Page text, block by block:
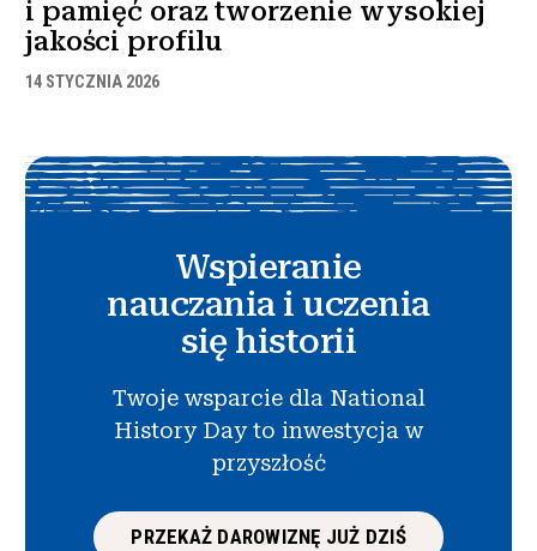
i pamięć oraz tworzenie wysokiej
jakości profilu
14 STYCZNIA 2026
Wspieranie
nauczania i uczenia
się historii
Twoje wsparcie dla National
History Day to inwestycja w
przyszłość
PRZEKAŻ DAROWIZNĘ JUŻ DZIŚ